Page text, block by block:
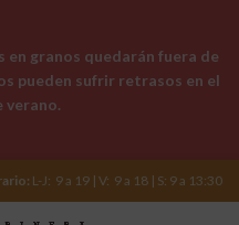
L-J: 9 a 19 | V: 9 a 18 | S: 9 a 13:30
granos quedarán fuera de
pueden sufrir retrasos en el
verano.